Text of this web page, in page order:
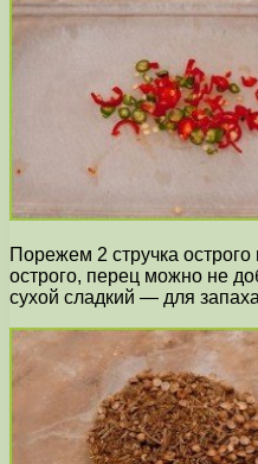
Порежем 2 стручка
острого, перец можно не
сухой сладкий — для